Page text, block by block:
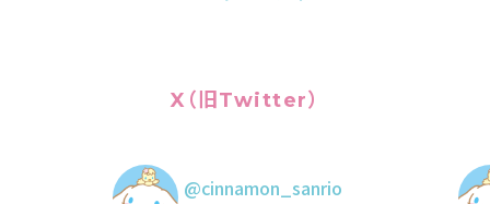
X（旧Twitter）
@cinnamon_sanrio